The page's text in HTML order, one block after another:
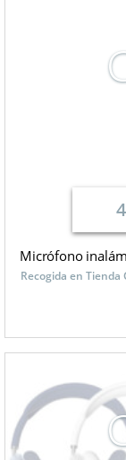
Micrófono
Recogida en Tienda